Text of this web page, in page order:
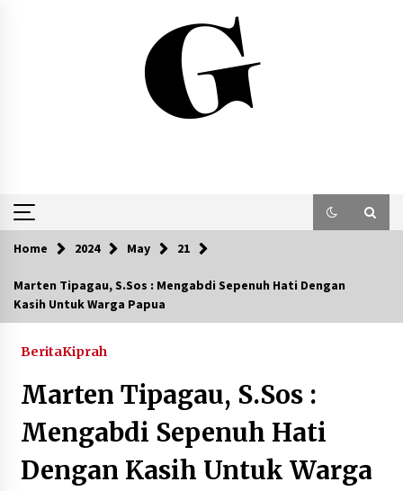
Home 2024 May 21
Marten Tipagau, S.Sos : Mengabdi Sepenuh Hati Dengan
Kasih Untuk Warga Papua
BeritaKiprah
Marten Tipagau, S.Sos :
Mengabdi Sepenuh Hati
Dengan Kasih Untuk Warga